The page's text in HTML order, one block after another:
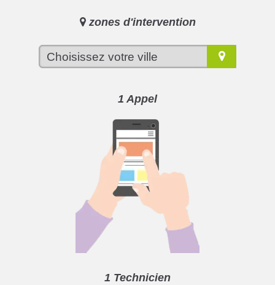
zones d'intervention
1 Appel
1 Technicien